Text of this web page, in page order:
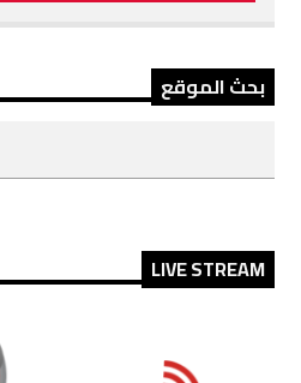
بحث الموقع
LIVE STREAM